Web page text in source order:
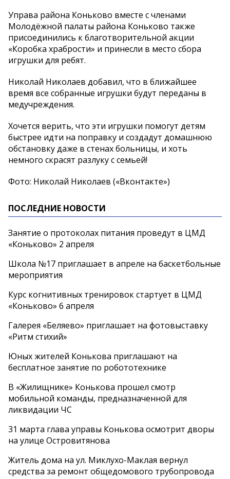
Управа района Коньково вместе с членами
Молодёжной палаты района Коньково также
присоединились к благотворительной акции
«Коробка храбрости» и принесли в место сбора
игрушки для ребят.
Николай Николаев добавил, что в ближайшее
время все собранные игрушки будут переданы в
медучреждения.
Хочется верить, что эти игрушки помогут детям
быстрее идти на поправку и создадут домашнюю
обстановку даже в стенах больницы, и хоть
немного скрасят разлуку с семьей!
Фото: Николай Николаев («Вконтакте»)
ПОСЛЕДНИЕ НОВОСТИ
Занятие о протоколах питания проведут в ЦМД
«Коньково» 2 апреля
Школа №17 приглашает в апреле на баскетбольные
мероприятия
Курс когнитивных тренировок стартует в ЦМД
«Коньково» 6 апреля
Галерея «Беляево» приглашает на фотовыставку
«Ритм стихий»
Юных жителей Конькова приглашают на
бесплатное занятие по робототехнике
В «Жилищнике» Конькова прошел смотр
мобильной команды, предназначенной для
ликвидации ЧС
31 марта глава управы Конькова осмотрит дворы
на улице Островитянова
Житель дома на ул. Миклухо-Маклая вернул
средства за ремонт общедомового трубопровода